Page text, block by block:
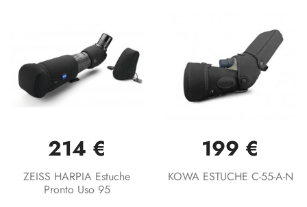
214 €
ZEISS HARPIA Estuche
Pronto Uso 95
199 €
KOWA ESTUCHE C-55-A-N